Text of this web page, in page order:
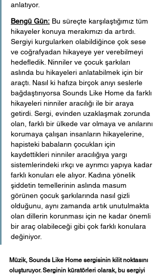
anlatıyor.
Bengü Gün: Bu süreçte karşılaştığımız tüm
hikayeler konuya merakımızı da artırdı.
Sergiyi kurgularken olabildiğince çok sese
ve coğrafyadan hikayeye yer verebilmeyi
hedefledik. Ninniler ve çocuk şarkıları
aslında bu hikayeleri anlatabilmek için bir
araçtı. Nasıl ki hafıza birçok anıyı seslerle
bağdaştırıyorsa Sounds Like Home da farklı
hikayeleri ninniler aracılığı ile bir araya
getirdi. Sergi, evinden uzaklaşmak zorunda
olan, farklı bir ülkede var olmaya ve anılarını
korumaya çalışan insanların hikayelerine,
hapisteki babaların çocukları için
kaydettikleri ninniler aracılığıya yargı
sistemlerindeki ırkçı ve ayrımcı yapıya kadar
farklı konuları ele alıyor. Kadına yönelik
şiddetin temellerinin aslında masum
görünen çocuk şarkılarında nasıl gizli
olduğunu, aynı zamanda artık unutulmakta
olan dillerin korunması için ne kadar önemli
bir araç olabileceği gibi çok farklı konulara
değiniyor.
Müzik, Sounds Like Home sergisinin kilit noktasını
oluşturuyor. Serginin küratörleri olarak, bu sergiyi